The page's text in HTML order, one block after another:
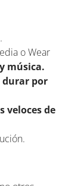
.
o Wear
música.
durar por
veloces de